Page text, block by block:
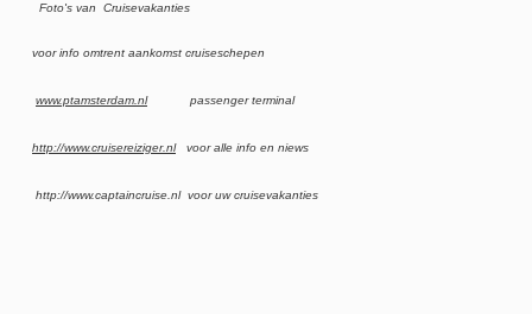
Foto's van Cruisevakanties
voor info omtrent aankomst cruiseschepen
www.ptamsterdam.nlpassenger terminal
http://www.cruisereiziger.nlvoor alle info en niews
http://www.captaincruise.nl voor uw cruisevakanties